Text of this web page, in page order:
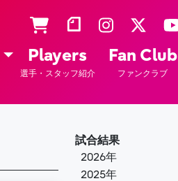
Players
選手・スタッフ紹介
Fan Club
ファンクラブ
試合結果
2026年
2025年